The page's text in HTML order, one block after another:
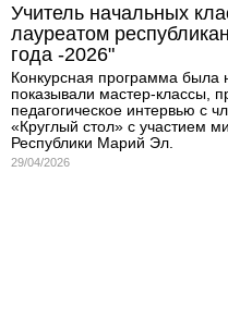
Учитель начальных
лауреатом
года -2026"
Конкурсная программа была
показывали мастер-классы,
педагогическое интервью с
«Круглый стол» с участием
Республики Марий Эл.
29/04/2026